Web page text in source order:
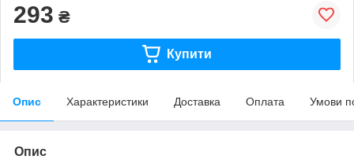
293 ₴
Купити
Опис Характеристики Доставка Оплата Умови
Опис